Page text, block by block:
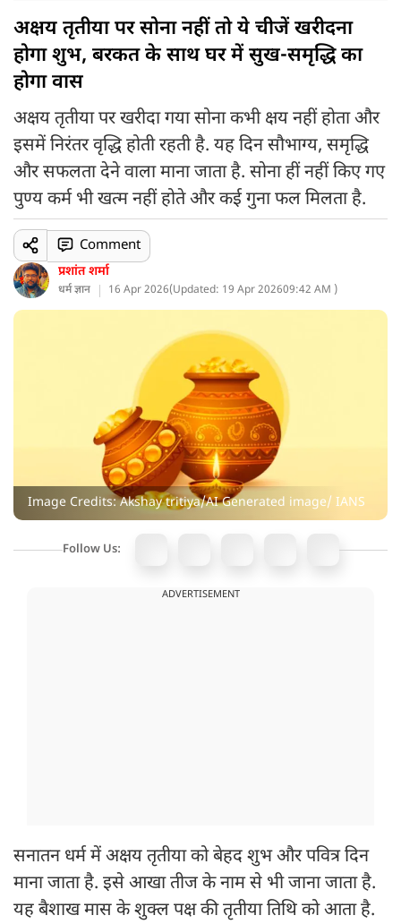
अक्षय तृतीया पर सोना नहीं तो ये चीजें खरीदना
होगा शुभ, बरकत के साथ घर में सुख-समृद्धि का
होगा वास
अक्षय तृतीया पर खरीदा गया सोना कभी क्षय नहीं होता और
इसमें निरंतर वृद्धि होती रहती है. यह दिन सौभाग्य, समृद्धि
और सफलता देने वाला माना जाता है. सोना हीं नहीं किए गए
पुण्य कर्म भी खत्म नहीं होते और कई गुना फल मिलता है.
प्रशांत शर्मा
धर्म ज्ञान 16 Apr 2026(Updated: 19 Apr 202609:42 AM )
Comment
Image Credits: Akshay tritiya/AI Generated image/ IANS
Follow Us:
ADVERTISEMENT
सनातन धर्म में अक्षय तृतीया को बेहद शुभ और पवित्र दिन
माना जाता है. इसे आखा तीज के नाम से भी जाना जाता है.
यह बैशाख मास के शुक्ल पक्ष की तृतीया तिथि को आता है.